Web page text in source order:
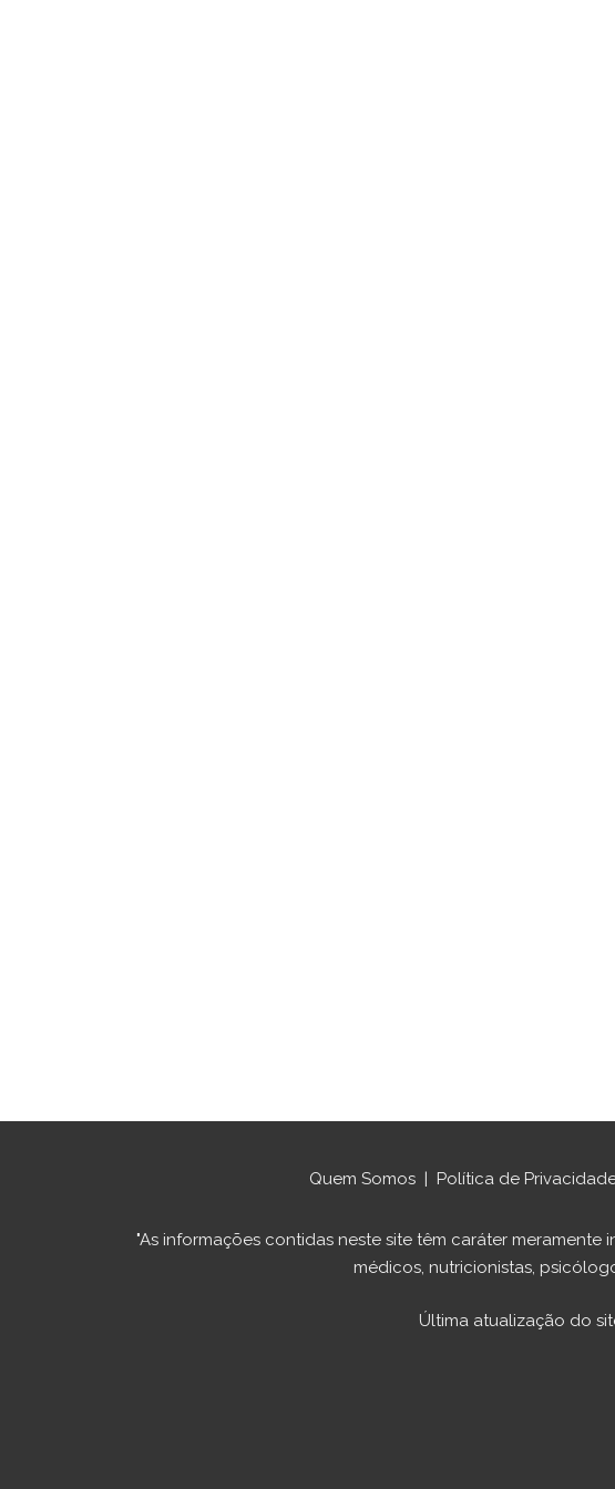
Quem Somos| Política de
"As informações contidas neste site têm caráter
médicos, nutricionistas,
Última atualização do